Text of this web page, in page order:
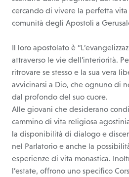
cercando di vivere la perfetta
comunità degli Apostoli a
Il loro apostolato è
attraverso le vie dell’interiorità.
ritrovare se stesso e la sua vera
avvicinarsi a Dio, che ognuno di
dal profondo del suo cuore.
Alle giovani che desiderano
cammino di vita religiosa
la disponibilità di dialogo e
nel Parlatorio e anche la
esperienze di vita monastica.
l’estate, offrono uno specifico